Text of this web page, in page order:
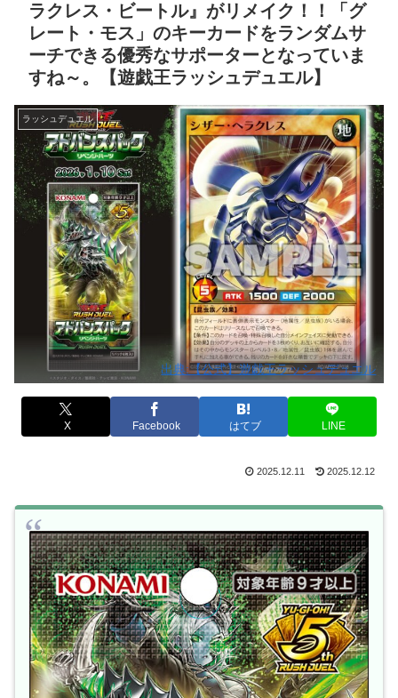
ラクレス・ビートル』がリメイク！！「グ
レート・モス」のキーカードをランダムサ
ーチできる優秀なサポーターとなっていま
すね～。【遊戯王ラッシュデュエル】
ラッシュデュエル
出典:【公式】遊戯王ラッシュデュエル
X Facebook はてブ LINE
2025.12.11 2025.12.12